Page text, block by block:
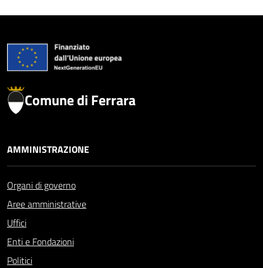
Comune di Ferrara
AMMINISTRAZIONE
Organi di governo
Aree amministrative
Uffici
Enti e Fondazioni
Politici